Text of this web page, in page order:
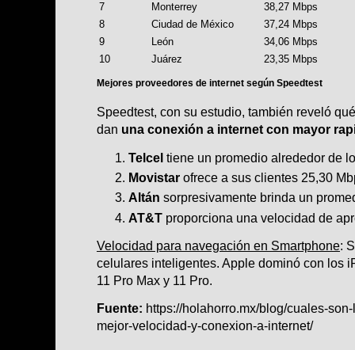
7
Monterrey
38,27 Mbps
8
Ciudad de México
37,24 Mbps
9
León
34,06 Mbps
10
Juárez 23,35 Mbps
Mejores proveedores de internet según Speedtest
Speedtest, con su estudio, también reveló
dan una conexión a internet con mayor
Telcel tiene un promedio alrededor de
Movistar ofrece a sus clientes 25,30
Altán sorpresivamente brinda un
AT&T proporciona una velocidad de
Velocidad para navegación en Smartphone:
celulares inteligentes. Apple dominó con los
11 Pro Max y 11 Pro.
Fuente: https://holahorro.mx/blog/cuales-
mejor-velocidad-y-conexion-a-internet/